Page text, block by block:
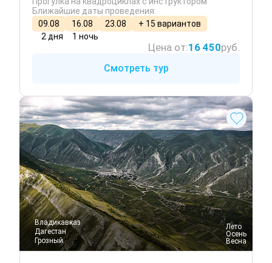
Ближайшие даты проведения:
09.08
16.08 23.08
+ 15 вариантов
2 дня
1 ночь
Цена от:16 450руб.
Смотреть тур
Владикавказ
Дагестан
Грозный
Лето
Осень
Весна